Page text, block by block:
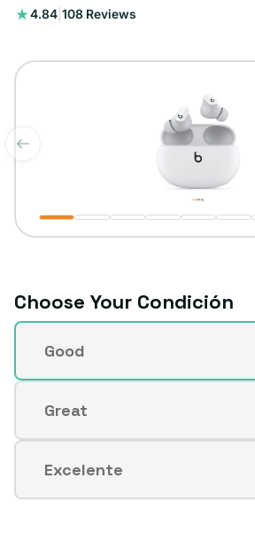
4.84 108 Reviews
108
Choose Your Condición
Condición
Good
Variante
agotada
o
no
disponible
Great
Variante
agotada
o
no
disponible
Excelente
Variante
agotada